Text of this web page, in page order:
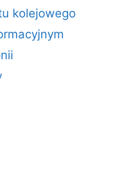
kolejowego